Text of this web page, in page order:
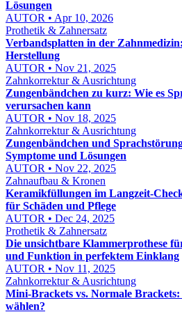
Lösungen
AUTOR • Apr 10, 2026
Prothetik & Zahnersatz
Verbandsplatten in der
Herstellung
AUTOR • Nov 21, 2025
Zahnkorrektur & Ausrichtung
Zungenbändchen zu kurz: Wie es
verursachen kann
AUTOR • Nov 18, 2025
Zahnkorrektur & Ausrichtung
Zungenbändchen und
Symptome und Lösungen
AUTOR • Nov 22, 2025
Zahnaufbau & Kronen
Keramikfüllungen im Langzeit-
für Schäden und Pflege
AUTOR • Dec 24, 2025
Prothetik & Zahnersatz
Die unsichtbare Klammerprothese
und Funktion in perfektem Einklang
AUTOR • Nov 11, 2025
Zahnkorrektur & Ausrichtung
Mini-Brackets vs. Normale Brackets:
wählen?